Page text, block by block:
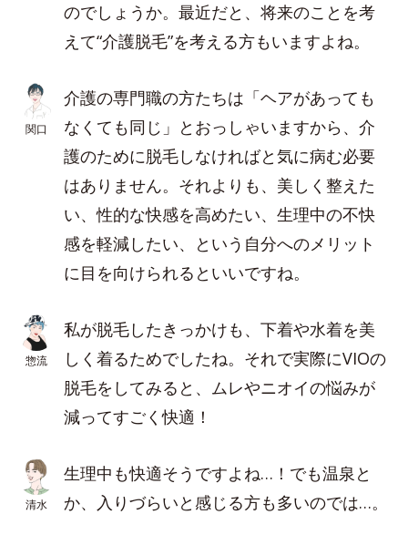
のでしょうか。最近だと、将来のことを考
えて“介護脱毛”を考える方もいますよね。
関口
介護の専門職の方たちは「ヘアがあっても
なくても同じ」とおっしゃいますから、介
護のために脱毛しなければと気に病む必要
はありません。それよりも、美しく整えた
い、性的な快感を高めたい、生理中の不快
感を軽減したい、という自分へのメリット
に目を向けられるといいですね。
惣流
私が脱毛したきっかけも、下着や水着を美
しく着るためでしたね。それで実際にVIOの
脱毛をしてみると、ムレやニオイの悩みが
減ってすごく快適！
清水
生理中も快適そうですよね…！でも温泉と
か、入りづらいと感じる方も多いのでは…。